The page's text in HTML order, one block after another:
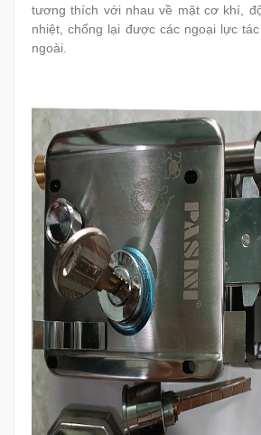
tương thích với nhau về mặt cơ khí,
nhiệt, chống lại được các ngoại lực
ngoài.